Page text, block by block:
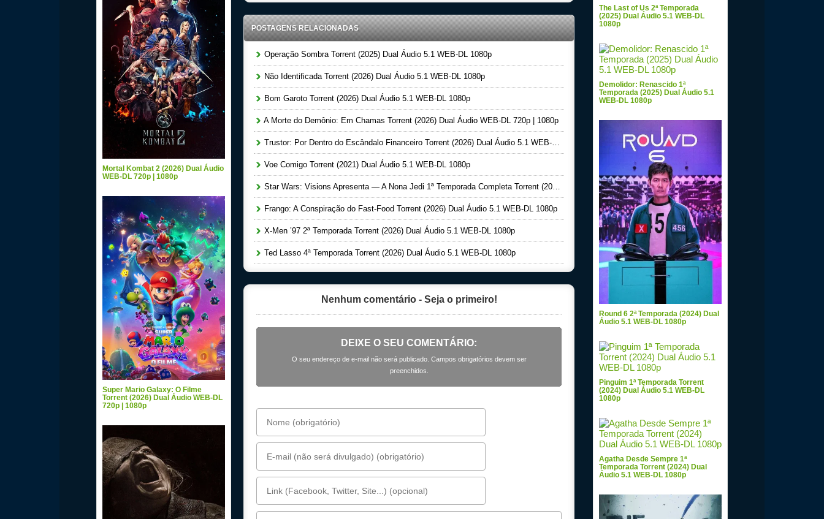
POSTAGENS RELACIONADAS
Operação Sombra Torrent (2025) Dual Áudio 5.1 WEB-DL 1080p
Não Identificada Torrent (2026) Dual Áudio 5.1 WEB-DL 1080p
Bom Garoto Torrent (2026) Dual Áudio 5.1 WEB-DL 1080p
A Morte do Demônio: Em Chamas Torrent (2026) Dual Áudio WEB-DL 720p | 1080p
Trustor: Por Dentro do Escândalo Financeiro Torrent (2026) Dual Áudio 5.1 WEB-DL 1080p
Voe Comigo Torrent (2021) Dual Áudio 5.1 WEB-DL 1080p
Star Wars: Visions Apresenta — A Nona Jedi 1ª Temporada Completa Torrent (2026) Dual Áudio 5.1 WEB-DL 1080p
Frango: A Conspiração do Fast-Food Torrent (2026) Dual Áudio 5.1 WEB-DL 1080p
X-Men ’97 2ª Temporada Torrent (2026) Dual Áudio 5.1 WEB-DL 1080p
Ted Lasso 4ª Temporada Torrent (2026) Dual Áudio 5.1 WEB-DL 1080p
Nenhum comentário - Seja o primeiro!
DEIXE O SEU COMENTÁRIO:
O seu endereço de e-mail não será publicado. Campos obrigatórios devem ser
preenchidos.
Mortal Kombat 2 (2026) Dual Áudio
WEB-DL 720p | 1080p
Super Mario Galaxy: O Filme
Torrent (2026) Dual Áudio WEB-DL
720p | 1080p
The Last of Us 2ª Temporada
(2025) Dual Áudio 5.1 WEB-DL
1080p
Demolidor: Renascido 1ª
Temporada (2025) Dual Áudio 5.1
WEB-DL 1080p
Round 6 2ª Temporada (2024) Dual
Áudio 5.1 WEB-DL 1080p
Pinguim 1ª Temporada Torrent
(2024) Dual Áudio 5.1 WEB-DL
1080p
Agatha Desde Sempre 1ª
Temporada Torrent (2024) Dual
Áudio 5.1 WEB-DL 1080p